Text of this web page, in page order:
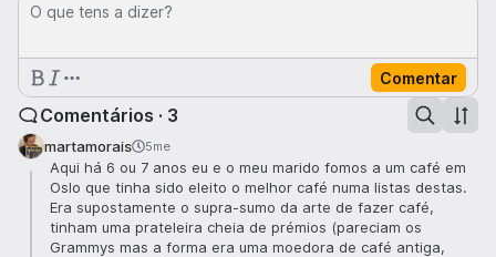
espalhados pela capital, o The Folks também torra os
como Geisha ou Sidra. No menu de brunch, há os
clássicos ovos Benedict e panquecas, mas também
bebidas criativas como pistachio latte ou tiramisu latte.
O que tens a dizer?
Comentar
Comentários · 3
martamorais 5me
Aqui há 6 ou 7 anos eu e o meu marido fomos a um café em
Oslo que tinha sido eleito o melhor café numa listas destas.
Era supostamente o supra-sumo da arte de fazer café,
tinham uma prateleira cheia de prémios (pareciam os
Grammys mas a forma era uma moedora de café antiga,